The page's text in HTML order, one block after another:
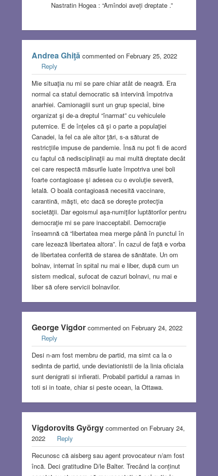
Nastratin Hogea : “Amîndoi aveți dreptate .”
Andrea Ghiţăcommented on February 25, 2022
Reply
Mie situaţia nu mi se pare chiar atât de neagră. Era
normal ca statul democratic să intervină împotriva
anarhiei. Camionagiii sunt un grup special, bine
organizat şi de-a dreptul “înarmat” cu vehiculele
puternice. E de înţeles că şi o parte a populaţiei
Canadei, la fel ca ale altor ţări, s-a săturat de
restricţiile impuse de pandemie. Însă nu pot fi de acord
cu faptul că nedisciplinaţii au mai multă dreptate decât
cei care respectă măsurile luate împotriva unei boli
foarte contagioase şi adesea cu o evoluţie severă,
letală. O boală contagioasă necesită vaccinare,
carantină, măşti, etc dacă se doreşte protecţia
societăţii. Dar egoismul aşa-numiţilor luptătorilor pentru
democraţie mi se pare inacceptabil. Democraţie
înseamnă că “libertatea mea merge până în punctul în
care lezează libertatea altora”. În cazul de faţă e vorba
de libertatea conferită de starea de sănătate. Un om
bolnav, internat în spital nu mai e liber, după cum un
sistem medical, sufocat de cazuri bolnavi, nu mai e
liber să ofere servicii bolnavilor.
George Vigdorcommented on February 24, 2022
Reply
Desi n-am fost membru de partid, ma simt ca la o
sedinta de partid, unde deviationistii de la linia oficiala
sunt denigrati si infierati. Probabil partidul a ramas in
toti si in toate, chiar si peste ocean, la Ottawa.
Vigdorovits Györgycommented on February 24,
2022
Reply
Recunosc că aisberg sau agent provocateur n/am fost
încă. Deci gratitudine D/le Balter. Trecând la conținut